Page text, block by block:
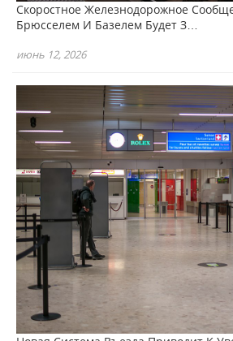
Скоростное Железнодорожное
Брюсселем И Базелем Будет З…
июнь 12, 2026